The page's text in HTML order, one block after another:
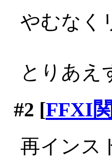
やむなく
とりあえ
#2 [FFXI
再インス